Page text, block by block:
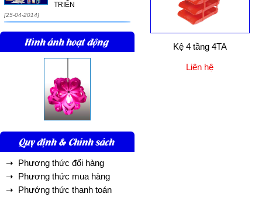
TRIỂN
[25-04-2014]
Hình ảnh hoạt động
Quy định & Chính sách
➝ Phương thức đổi hàng
➝ Phương thức mua hàng
➝ Phướng thức thanh toán
Kệ 4 tầng 4TA
Liên hệ